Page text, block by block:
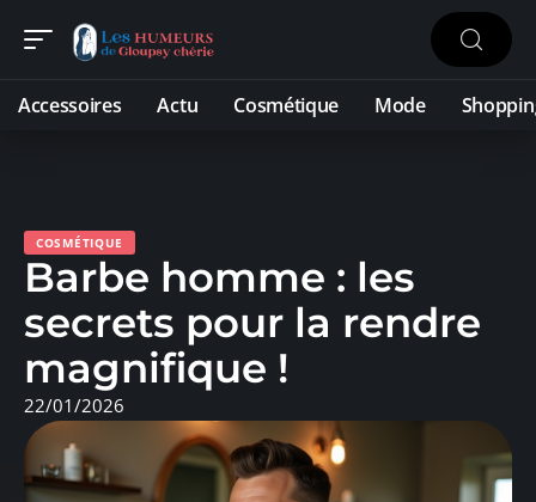
Accessoires Actu Cosmétique Mode
COSMÉTIQUE
Barbe homme : les
secrets pour la rendre
magnifique !
22/01/2026